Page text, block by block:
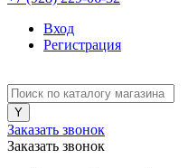
Вход
Регистрация
Заказать звонок
Заказать звонок